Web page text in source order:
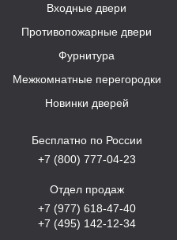
Входные двери
Противопожарные двери
Фурнитура
Межкомнатные перегородки
Новинки дверей
Бесплатно по России
+7 (800) 777-04-23
Отдел продаж
+7 (977) 618-47-40
+7 (495) 142-12-34